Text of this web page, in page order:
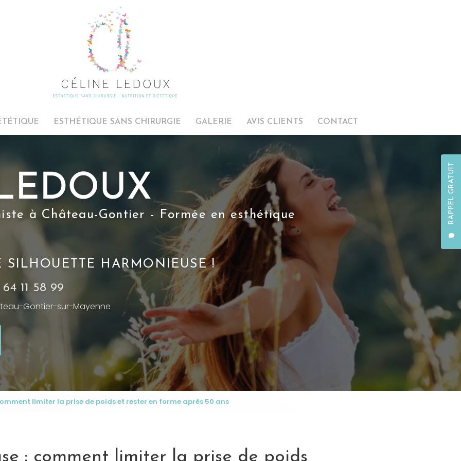
RAPPEL GRATUIT
ESTHÉTIQUE SANS CHIRURGIE GALERIE AVIS CLIENTS CONTACT
à Château-Gontier - Formée en esthétique
SILHOUETTE HARMONIEUSE !
11 58 99
Gontier-sur-Mayenne
limiter la prise de poids et rester en forme après 50 ans
: comment limiter la prise de poids